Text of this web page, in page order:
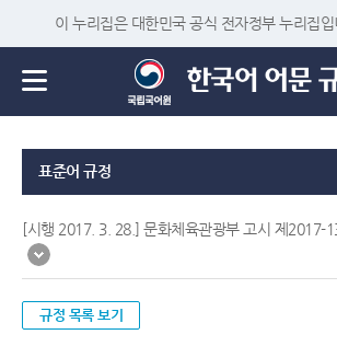
이 누리집은 대한민국 공식 전자정부 누리집입
표준어 규정
[시행 2017. 3. 28.] 문화체육관광부 고시 제2017-
규정 목록 보기